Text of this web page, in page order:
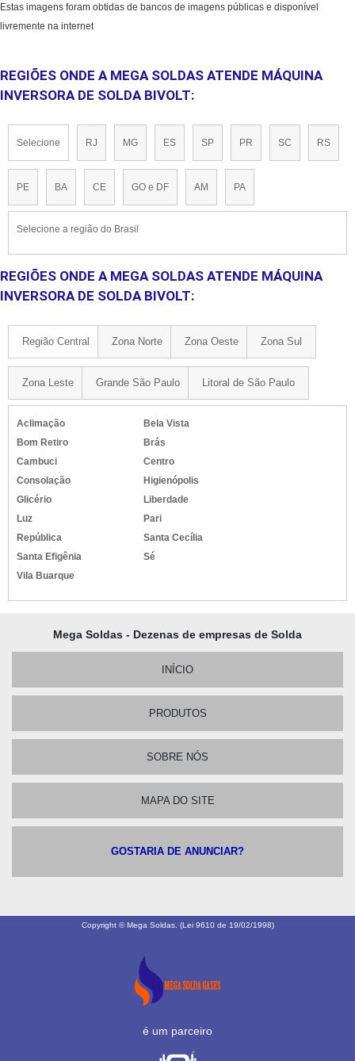
Estas imagens foram obtidas de bancos de imagens públicas e disponível
livremente na internet
REGIÕES ONDE A MEGA SOLDAS ATENDE MÁQUINA
INVERSORA DE SOLDA BIVOLT:
Selecione RJ MG ES SP PR SC RS
PE BA CE GO e DF AM PA
Selecione a região do Brasil
REGIÕES ONDE A MEGA SOLDAS ATENDE MÁQUINA
INVERSORA DE SOLDA BIVOLT:
Região Central Zona Norte Zona Oeste Zona Sul
Zona Leste Grande São Paulo Litoral de São Paulo
Aclimação
Bela Vista
Bom Retiro
Brás
Cambuci
Centro
Consolação
Higienópolis
Glicério
Liberdade
Luz
Pari
República
Santa Cecília
Santa Efigênia
Sé
Vila Buarque
Mega Soldas - Dezenas de empresas de Solda
INÍCIO
PRODUTOS
SOBRE NÓS
MAPA DO SITE
GOSTARIA DE ANUNCIAR?
Copyright © Mega Soldas. (Lei 9610 de 19/02/1998)
é um parceiro